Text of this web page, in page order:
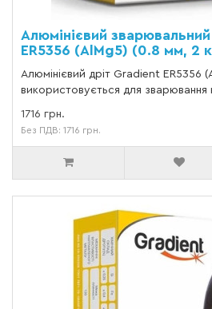
Алюмінієвий
ER5356 (AlMg5) (0.8 мм, 2
Алюмінієвий дріт Gradient ER5356
використовується для зварювання
1716 грн.
Без ПДВ: 1716 грн.